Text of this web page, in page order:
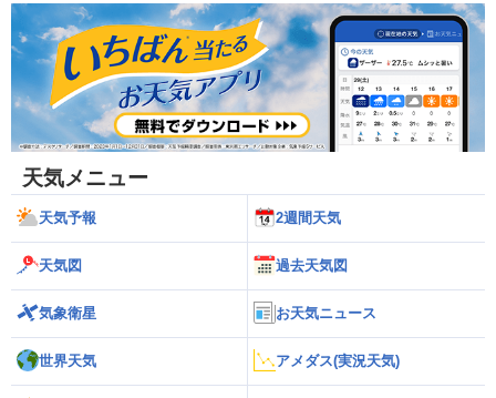
天気メニュー
天気予報 2週間天気
天気図 過去天気図
気象衛星 お天気ニュース
世界天気 アメダス(実況天気)